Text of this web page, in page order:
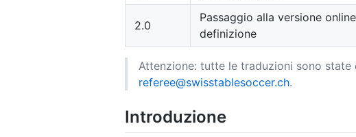
2.0
Passaggio alla versione
definizione
Attenzione: tutte le traduzioni sono
referee@swisstablesoccer.ch.
Introduzione